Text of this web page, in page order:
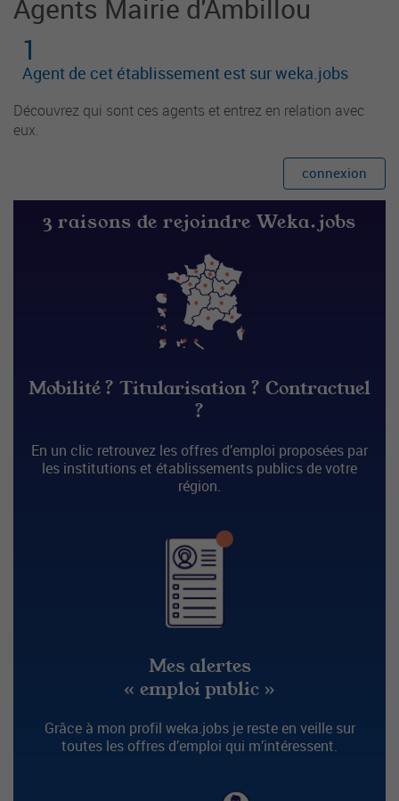
Agents Mairie d'Ambillou
1
Agent de cet établissement est sur weka.jobs
Découvrez qui sont ces agents et entrez en relation avec
eux.
connexion
3 raisons de rejoindre Weka.jobs
Mobilité ? Titularisation ? Contractuel
?
En un clic retrouvez les offres d’emploi proposées par
les institutions et établissements publics de votre
région.
Mes alertes
« emploi public »
Grâce à mon profil weka.jobs je reste en veille sur
toutes les offres d’emploi qui m’intéressent.